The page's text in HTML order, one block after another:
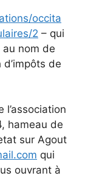
occita
2 – qui
nom de
de
l’association
hameau de
sur Agout
qui
ouvrant à